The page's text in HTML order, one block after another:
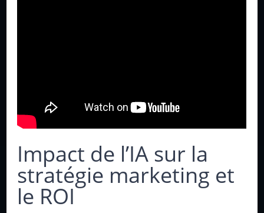
Impact de l’IA sur la
stratégie marketing et
le ROI